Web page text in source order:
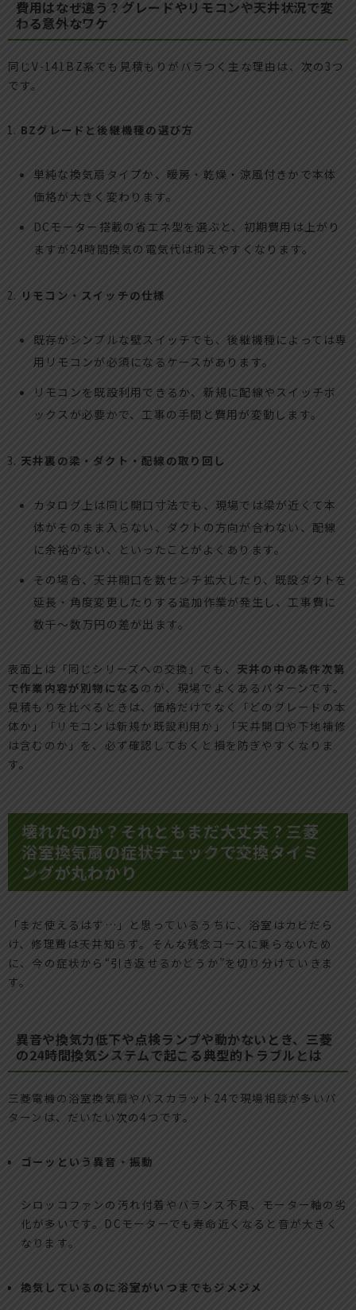
費用はなぜ違う？グレードやリモコンや天井状況で変
わる意外なワケ
同じV-141BZ系でも見積もりがバラつく主な理由は、次の3つ
です。
BZグレードと後継機種の選び方
単純な換気扇タイプか、暖房・乾燥・涼風付きかで本体
価格が大きく変わります。
DCモーター搭載の省エネ型を選ぶと、初期費用は上がり
ますが24時間換気の電気代は抑えやすくなります。
リモコン・スイッチの仕様
既存がシンプルな壁スイッチでも、後継機種によっては専
用リモコンが必須になるケースがあります。
リモコンを既設利用できるか、新規に配線やスイッチボ
ックスが必要かで、工事の手間と費用が変動します。
天井裏の梁・ダクト・配線の取り回し
カタログ上は同じ開口寸法でも、現場では梁が近くて本
体がそのまま入らない、ダクトの方向が合わない、配線
に余裕がない、といったことがよくあります。
その場合、天井開口を数センチ拡大したり、既設ダクトを
延長・角度変更したりする追加作業が発生し、工事費に
数千〜数万円の差が出ます。
表面上は「同じシリーズへの交換」でも、 天井の中の条件次第
で作業内容が別物になる のが、現場でよくあるパターンです。
見積もりを比べるときは、価格だけでなく「どのグレードの本
体か」「リモコンは新規か既設利用か」「天井開口や下地補修
は含むのか」を、必ず確認しておくと損を防ぎやすくなりま
す。
壊れたのか？それともまだ大丈夫？三菱
浴室換気扇の症状チェックで交換タイミ
ングが丸わかり
「まだ使えるはず…」と思っているうちに、浴室はカビだら
け、修理費は天井知らず。そんな残念コースに乗らないため
に、今の症状から“引き返せるかどうか”を切り分けていきま
す。
異音や換気力低下や点検ランプや動かないとき、三菱
の24時間換気システムで起こる典型的トラブルとは
三菱電機の浴室換気扇やバスカラット24で現場相談が多いパ
ターンは、だいたい次の4つです。
ゴーッという異音・振動
シロッコファンの汚れ付着やバランス不良、モーター軸の劣
化が多いです。DCモーターでも寿命近くなると音が大きく
なります。
換気しているのに浴室がいつまでもジメジメ